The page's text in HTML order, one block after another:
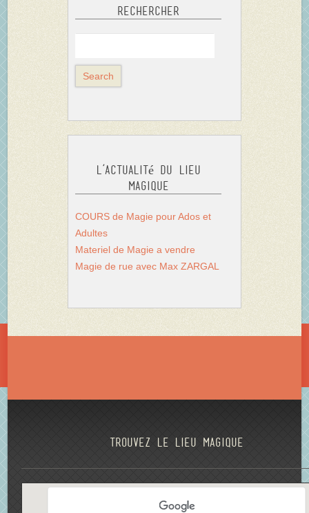
Rechercher
L’actualité du Lieu
Magique
COURS de Magie pour Ados et
Adultes
Materiel de Magie a vendre
Magie de rue avec Max ZARGAL
Trouvez le lieu magique